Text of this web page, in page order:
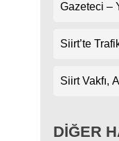
Gazeteci –
Kuralları”
Siirt’te
Siirt Vakfı,
DİĞER